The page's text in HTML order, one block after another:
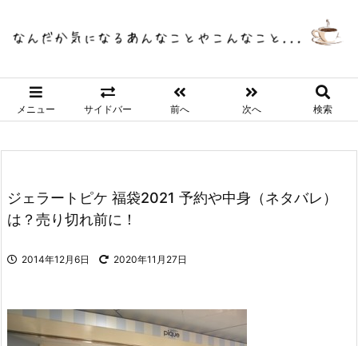
メニュー サイドバー 前へ 次へ 検索
ジェラートピケ 福袋2021 予約や中身（ネタバレ）
は？売り切れ前に！
2014年12月6日 2020年11月27日